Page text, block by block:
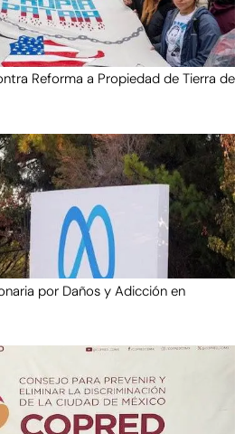
Reforma a Propiedad de Tierra de
por Daños y Adicción en